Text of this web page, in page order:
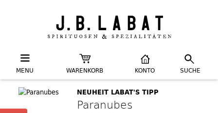
MENU WARENKORB KONTO SUCHE
NEUHEIT LABAT'S TIPP
Paranubes